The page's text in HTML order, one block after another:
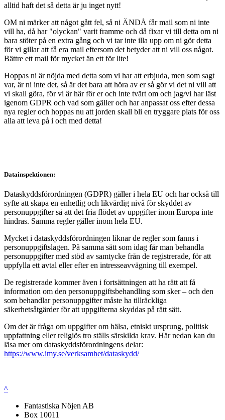
alltid haft det så detta är ju inget nytt!
OM ni märker att något gått fel, så ni ÄNDÅ får mail som ni inte
vill ha, då har "olyckan" varit framme och då fixar vi till detta om ni
bara stöter på en extra gång och vi tar inte illa upp om ni gör detta
för vi gillar att få era mail eftersom det betyder att ni vill oss något.
Bättre ett mail för mycket än ett för lite!
Hoppas ni är nöjda med detta som vi har att erbjuda, men som sagt
var, är ni inte det, så är det bara att höra av er så gör vi det ni vill att
vi skall göra, för vi är här för er och inte tvärt om och jag/vi har läst
igenom GDPR och vad som gäller och har anpassat oss efter dessa
nya regler och hoppas nu att jorden skall bli en tryggare plats för oss
alla att leva på i och med detta!
Datainspektionen:
Dataskyddsförordningen (GDPR) gäller i hela EU och har också till
syfte att skapa en enhetlig och likvärdig nivå för skyddet av
personuppgifter så att det fria flödet av uppgifter inom Europa inte
hindras. Samma regler gäller inom hela EU.
Mycket i dataskyddsförordningen liknar de regler som fanns i
personuppgiftslagen. På samma sätt som idag får man behandla
personuppgifter med stöd av samtycke från de registrerade, för att
uppfylla ett avtal eller efter en intresseavvägning till exempel.
De registrerade kommer även i fortsättningen att ha rätt att få
information om den personuppgiftsbehandling som sker – och den
som behandlar personuppgifter måste ha tillräckliga
säkerhetsåtgärder för att uppgifterna skyddas på rätt sätt.
Om det är fråga om uppgifter om hälsa, etniskt ursprung, politisk
uppfattning eller religiös tro ställs särskilda krav. Här nedan kan du
läsa mer om dataskyddsförordningens delar:
https://www.imy.se/verksamhet/dataskydd/
^
Fantastiska Nöjen AB
Box 10011